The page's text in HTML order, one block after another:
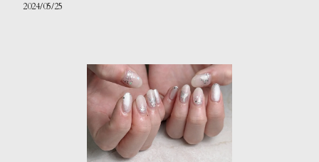
2024/05/25